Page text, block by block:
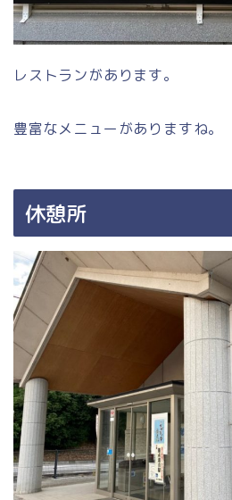
レストランがあります。
豊富なメニューがありますね。
休憩所